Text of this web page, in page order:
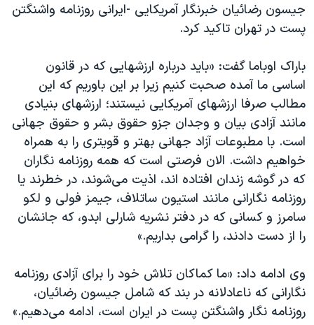
جیسون رضائیان خبرنگار آمریکایی -ایرانی روزنامه واشنگتن
پست در تهران تاکید کرد.
باراک اوباما گفت: «باید درباره ارزشهایی که در قانون
اساسی ما آمده صحبت کنیم زیرا بر این باوریم که این
مطالب صرفا ارزشهای آمریکایی نیستند؛ ارزشهای بنیادی
مانند آزادی بیان و وجدان جزو حقوق بشر و حقوق جهانی
است. با مطبوعات آزاد جهانی بهتر و قویتری را به همراه
خواهیم داشت. الان فرصتی است که همه روزنامه نگاران
که در گوشه زندان افتاده اند، اذیت می‌شوند، در خطرند یا
روزنامه نگارانی مانند استیون ساتلاف، جیمز فولی و لکو
سامرز و کسانی که در دفتر نشریه شارلی ابدو، که جانشان
را از دست دادند، را گرامی بداریم.»
وی ادامه داد: «ما کماکان تلاش خود را برای آزادی روزنامه
نگارانی که ناعادلانه در بند که شامل جیسون رضائیان،
روزنامه نگار واشنگتن پست در ایران است، ادامه می‌دهیم.»